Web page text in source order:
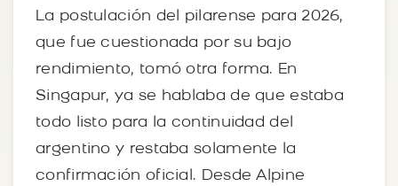
La postulación del pilarense para 2026,
que fue cuestionada por su bajo
rendimiento, tomó otra forma. En
Singapur, ya se hablaba de que estaba
todo listo para la continuidad del
argentino y restaba solamente la
confirmación oficial. Desde Alpine